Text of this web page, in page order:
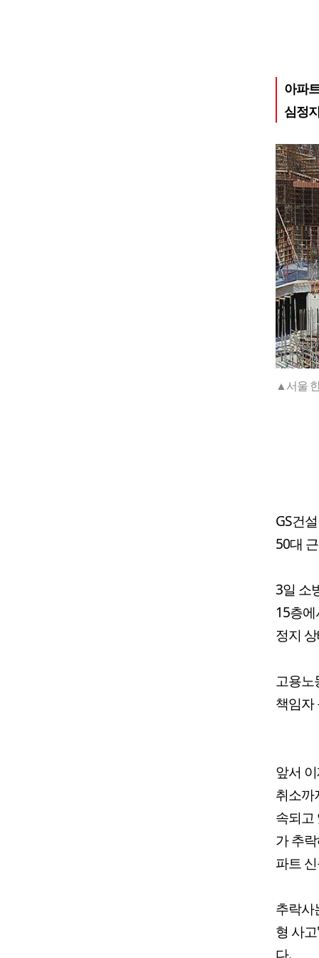
아파
심정
▲서울
GS건
50대
3일 소
15층
정지
고용노
책임자
앞서
취소까
속되고
가 추
파트
추락사
형 사